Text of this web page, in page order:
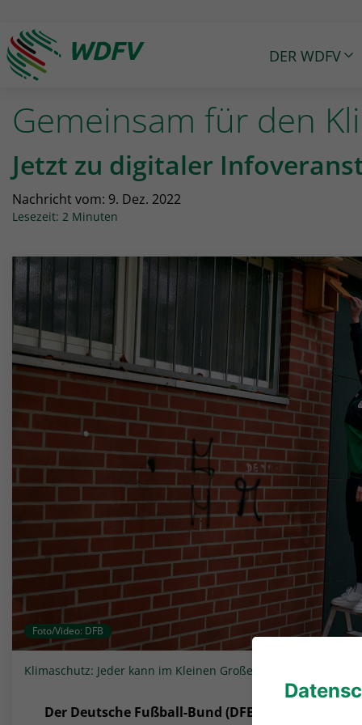
Logo: wdfv führt zur Starseite
DER WDFV
Gemeinsam für den
Jetzt zu digitaler
Nachricht vom: 9. Dez. 2022
Lesezeit: 2 Minuten
Foto/Video: DFB
Klimaschutz: Jeder kann im Kleinen Großes bewirken
Der Deutsche Fußball-Bund (DFB) lädt alle